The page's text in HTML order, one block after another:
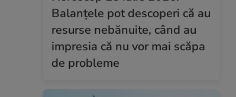
Balanțele pot descoperi că au
resurse nebănuite, când au
impresia că nu vor mai scăpa
de probleme